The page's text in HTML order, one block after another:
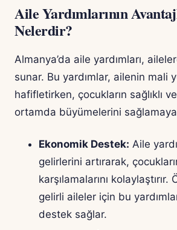
Aile Yardımlarının
Nelerdir?
Almanya’da aile yardımları,
sunar. Bu yardımlar, ailenin mali
hafifletirken, çocukların sağlıklı
ortamda büyümelerini sağlamaya
Ekonomik Destek: Aile
gelirlerini artırarak,
karşılamalarını
gelirli aileler için bu
destek sağlar.